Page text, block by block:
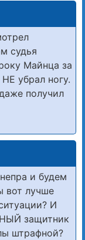
судья
Майнца за
убрал ногу.
получил
и будем
вот лучше
И
защитник
штрафной?